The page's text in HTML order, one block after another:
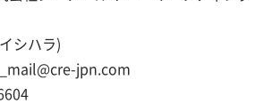
シハラ)
jpn.com